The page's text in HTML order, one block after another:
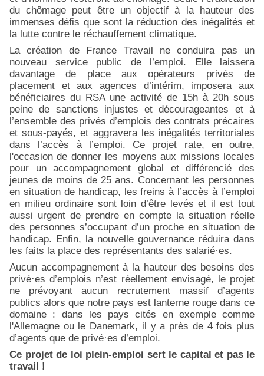
du chômage peut être un objectif à la hauteur des
immenses défis que sont la réduction des inégalités et
la lutte contre le réchauffement climatique.
La création de France Travail ne conduira pas un
nouveau service public de l’emploi. Elle laissera
davantage de place aux opérateurs privés de
placement et aux agences d’intérim, imposera aux
bénéficiaires du RSA une activité de 15h à 20h sous
peine de sanctions injustes et décourageantes et à
l’ensemble des privés d’emplois des contrats précaires
et sous-payés, et aggravera les inégalités territoriales
dans l’accès à l’emploi. Ce projet rate, en outre,
l'occasion de donner les moyens aux missions locales
pour un accompagnement global et différencié des
jeunes de moins de 25 ans. Concernant les personnes
en situation de handicap, les freins à l’accès à l’emploi
en milieu ordinaire sont loin d’être levés et il est tout
aussi urgent de prendre en compte la situation réelle
des personnes s’occupant d’un proche en situation de
handicap. Enfin, la nouvelle gouvernance réduira dans
les faits la place des représentants des salarié·es.
Aucun accompagnement à la hauteur des besoins des
privé·es d’emplois n’est réellement envisagé, le projet
ne prévoyant aucun recrutement massif d’agents
publics alors que notre pays est lanterne rouge dans ce
domaine : dans les pays cités en exemple comme
l'Allemagne ou le Danemark, il y a près de 4 fois plus
d’agents que de privé·es d’emploi.
Ce projet de loi plein-emploi sert le capital et pas le
travail !